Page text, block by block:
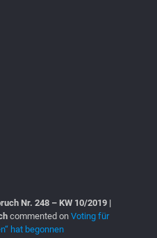
Nr. 248 – KW 10/2019 |
commented on Voting für
hat begonnen